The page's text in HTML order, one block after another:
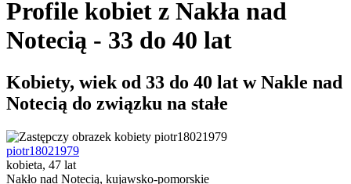
Profile kobiet z Nakła nad
Notecią - 33 do 40 lat
Kobiety, wiek od 33 do 40 lat w Nakle nad
Notecią do związku na stałe
piotr18021979
kobieta, 47 lat
Nakło nad Notecią, kujawsko-pomorskie